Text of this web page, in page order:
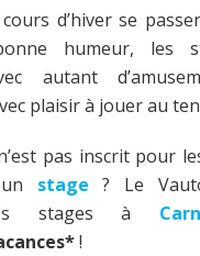
d’hiver se
humeur, les
autant
plaisir à jouer au
pas inscrit pour
stage ? Le
stages à
!